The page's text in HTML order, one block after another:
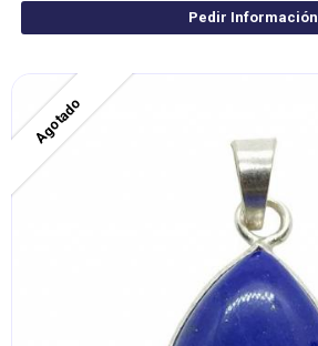
Pedir Información
Agotado